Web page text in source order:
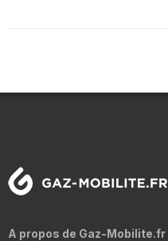
A propos de Gaz-Mobilite.fr